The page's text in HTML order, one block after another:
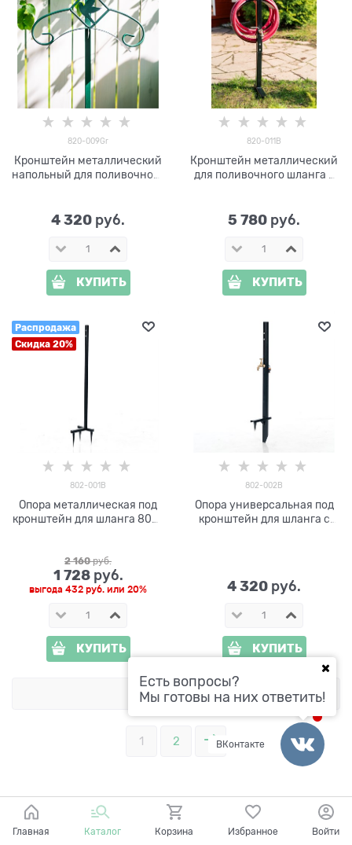
820-009Gr
Кронштейн металлический
напольный для поливочного
4 320 руб.
КУПИТЬ
820-011B
Кронштейн металлический
для поливочного шланга с
5 780 руб.
КУПИТЬ
Распродажа
Скидка 20%
802-001B
Опора металлическая под
кронштейн для шланга 802-
2 160 руб.
1 728 руб.
выгода 432 руб. или 20%
КУПИТЬ
802-002B
Опора универсальная под
кронштейн для шланга с
4 320 руб.
КУПИТЬ
ПОКАЗАТЬ ЕЩЕ
1 2
Главная Каталог Корзина Избранное Войти
Есть вопросы?
Мы готовы на них ответить!
ВКонтакте